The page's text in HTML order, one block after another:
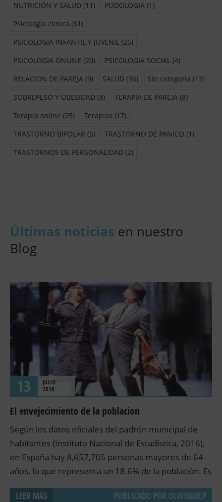
NUTRICIÓN Y SALUD (11) PODOLOGIA (1)
Psicología clínica (61)
PSICOLOGIA INFANTIL Y JUVENIL (25)
PSICOLOGIA ONLINE (20) PSICOLOGIA SOCIAL (4)
RELACION DE PAREJA (9) SALUD (36) Sin categoría (13)
SOBREPESO Y OBESIDAD (8) TERAPIA DE PAREJA (8)
Terapia online (25) Terapias (17)
TRASTORNO BIPOLAR (5) TRASTORNO DE PANICO (1)
TRASTORNOS DE PERSONALIDAD (2)
Últimas noticias en nuestro
Blog
13
JULIO
2018
El envejecimiento de la poblacion
Según los datos oficiales del padrón municipal de
habitantes (Instituto Nacional de Estadística, 2016),
en España hay 8,657,705 personas mayores de 64
años, lo que representa un 18.6% de la población. Es
experimentando un envejecimiento de su
LEER MÁS PUBLICADO POR OLIVIADELP